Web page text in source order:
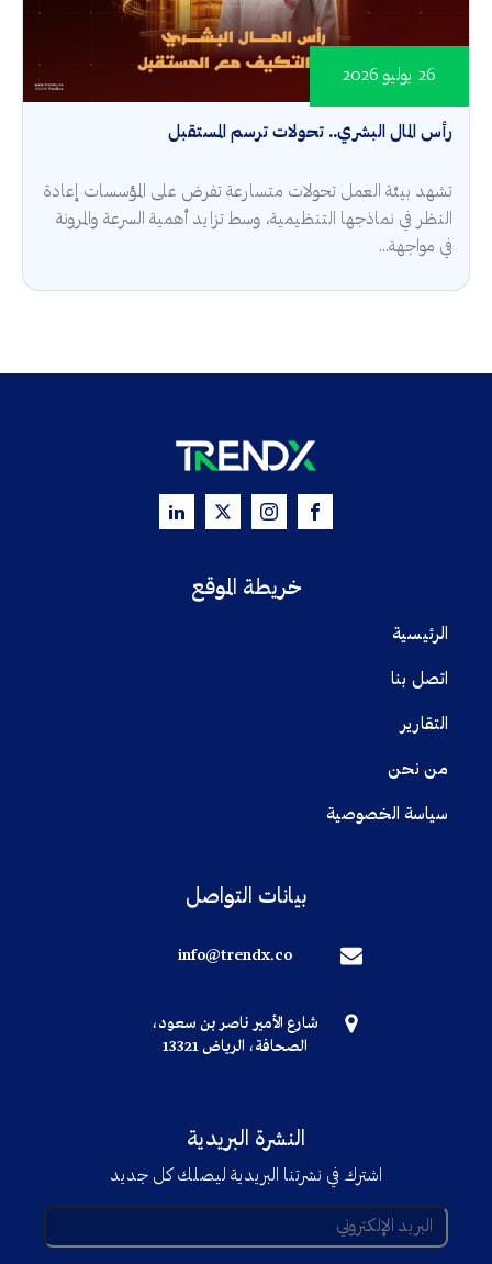
رأس المال البشري.. تحولات ترسم المستقبل
26 يوليو 2026
تشهد بيئة العمل تحولات متسارعة تفرض على المؤسسات إعادة
النظر في نماذجها التنظيمية، وسط تزايد أهمية السرعة والمرونة
في مواجهة...
خريطة الموقع
الرئيسية
اتصل بنا
التقارير
من نحن
سياسة الخصوصية
بيانات التواصل
info@trendx.co
شارع الأمير ناصر بن سعود،
الصحافة، الرياض 13321
النشرة البريدية
اشترك في نشرتنا البريدية ليصلك كل جديد